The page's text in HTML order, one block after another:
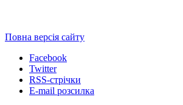
Повна версія сайту
Facebook
Twitter
RSS-стрічки
E-mail розсилка